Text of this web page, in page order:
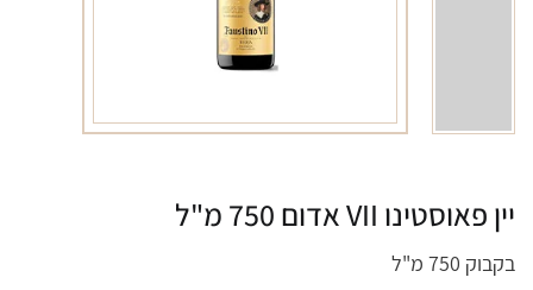
יין פאוסטינו VII אדום 750 מ"ל
בקבוק 750 מ"ל